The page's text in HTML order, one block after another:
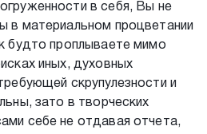
в себя, Вы не
в материальном процветании
будто проплываете мимо
иных, духовных
скрупулезности и
зато в творческих
себе не отдавая отчета,